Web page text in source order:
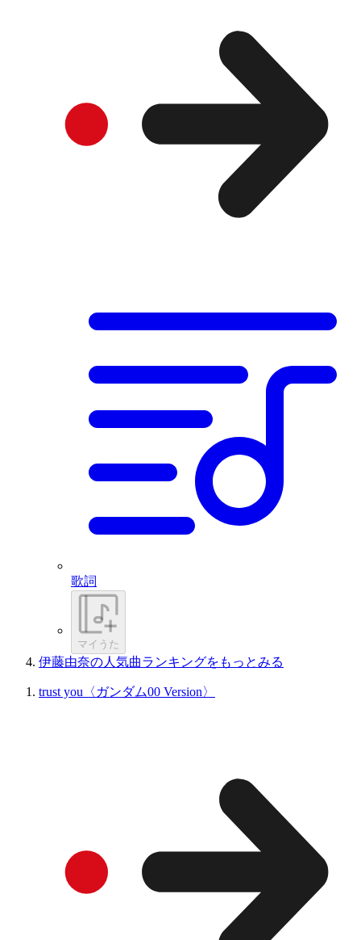
歌詞
マイうた
伊藤由奈の人気曲ランキングをもっとみる
trust you〈ガンダム00 Version〉